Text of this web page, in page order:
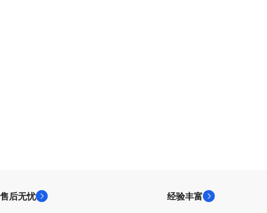
售后无忧 经验丰富